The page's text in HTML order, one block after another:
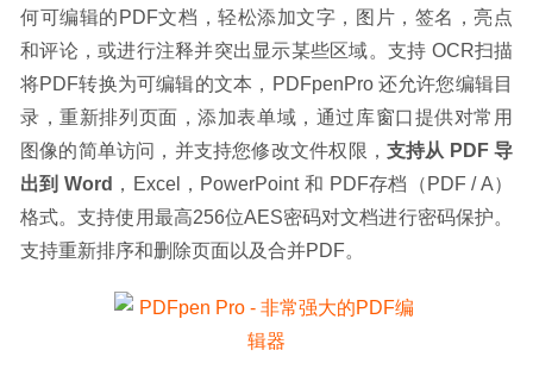
何可编辑的PDF文档，轻松添加文字，图片，签名，亮点
和评论，或进行注释并突出显示某些区域。支持 OCR扫描
将PDF转换为可编辑的文本，PDFpenPro 还允许您编辑目
录，重新排列页面，添加表单域，通过库窗口提供对常用
图像的简单访问，并支持您修改文件权限， 支持从 PDF 导
出到 Word ，Excel，PowerPoint 和 PDF存档（PDF / A）
格式。支持使用最高256位AES密码对文档进行密码保护。
支持重新排序和删除页面以及合并PDF。